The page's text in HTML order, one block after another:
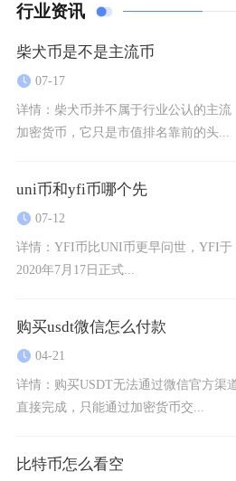
行业资讯
柴犬币是不是主流币
07-17
详情： 柴犬币并不属于行业公认的主流
加密货币，它只是市值排名靠前的头...
uni币和yfi币哪个先
07-12
详情： YFI币比UNI币更早问世，YFI于
2020年7月17日正式...
购买usdt微信怎么付款
04-21
详情： 购买USDT无法通过微信官方渠
直接完成，只能通过加密货币交...
比特币怎么看空